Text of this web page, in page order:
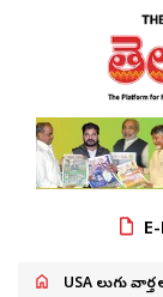
USA తెలుగు